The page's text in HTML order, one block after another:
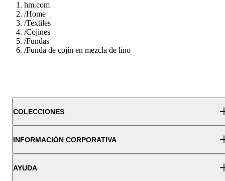
hm.com
/Home
/Textiles
/Cojines
/Fundas
/Funda de cojín en mezcla de lino
COLECCIONES
INFORMACIÓN CORPORATIVA
AYUDA